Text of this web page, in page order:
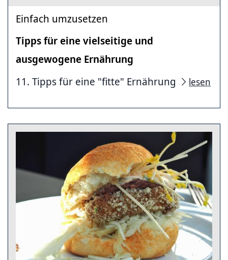
Einfach umzusetzen
Tipps für eine vielseitige und
ausgewogene Ernährung
11. Tipps für eine "fitte" Ernährung
lesen